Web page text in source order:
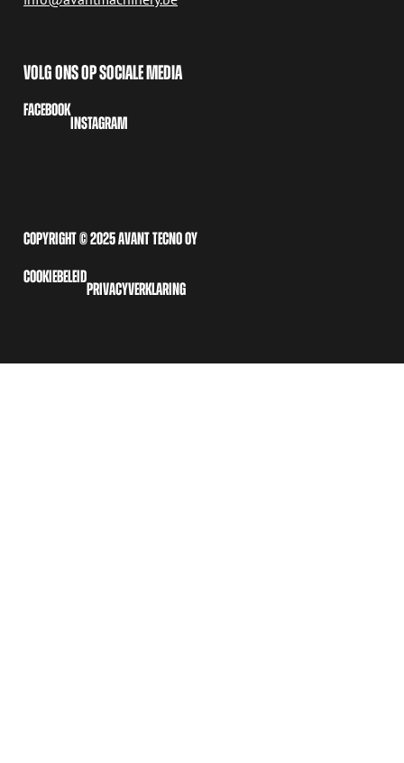
VOLG ONS OP SOCIALE MEDIA
FACEBOOK
INSTAGRAM
COPYRIGHT © 2025 AVANT TECNO OY
COOKIEBELEID
PRIVACYVERKLARING